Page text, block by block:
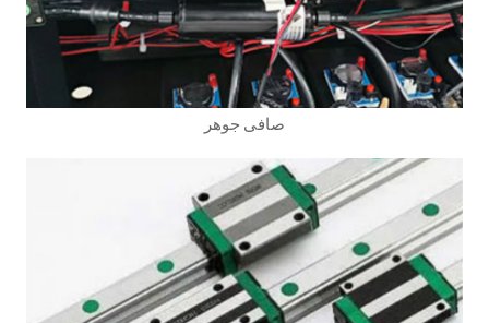
صافی جوهر